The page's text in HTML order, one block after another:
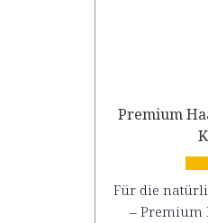
Premium
Für die
– Premium